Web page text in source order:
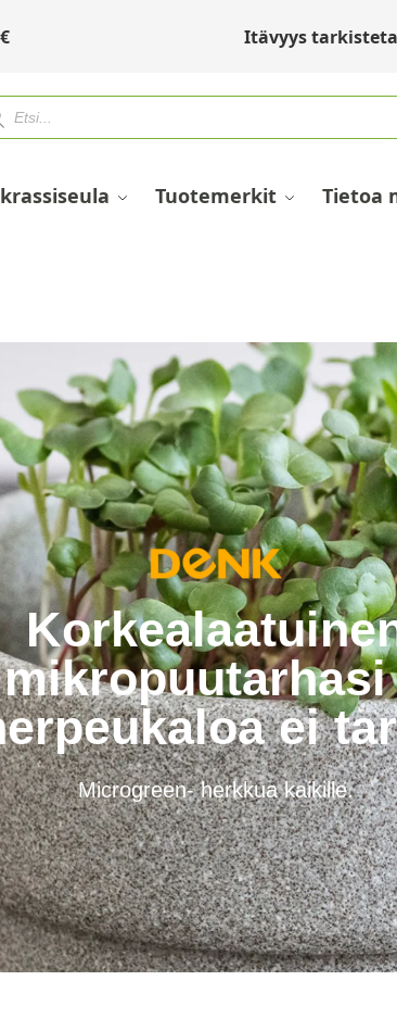
€ Itävyys
Tuotemerkit Tietoa
mikropuutarhasi
ei
Microgreen- herkkua kaikille.